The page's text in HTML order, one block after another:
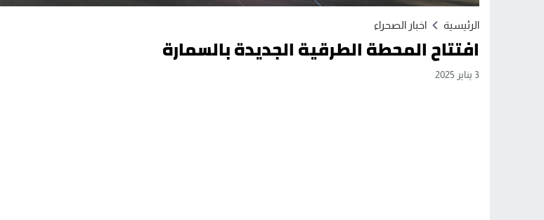
الرئيسية اخبار الصحراء
افتتاح المحطة الطرقية الجديدة بالسمارة
3 يناير 2025